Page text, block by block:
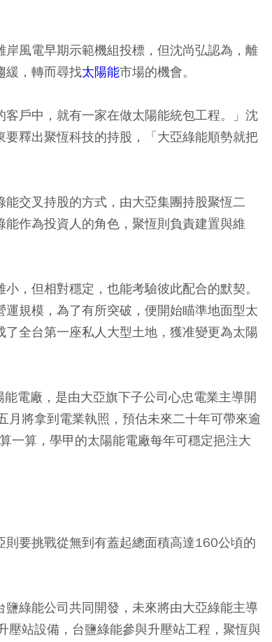
風電早期示範機組投標，但沈尚弘認為，離
緩，轉而尋找太陽能市場的機會。
客戶中，就有一家在做太陽能統包工程。」沈
釋出聚恆科技的持股，「大亞綠能順勢就把
交叉持股的方式，由大亞集團持股聚恆二
作為投資人的角色，聚恆則負責建置與維
，但相對穩定，也能考驗彼此配合的默契。
規模，為了有所突破，便開始瞄準地面型太
全台第一座私人大型土地，獲准變更為太陽
電廠，是由大亞旗下子公司心忠電業主導開
將拿到電業執照，預估未來二十年可帶來逾
一算，學甲的太陽能電廠每年可穩定挹注大
要挑戰從無到有蓋起總面積高達160公頃的
綠能公司共同開發，未來將由大亞綠能主導
站設備，台鹽綠能參與升壓站工程，聚恆與